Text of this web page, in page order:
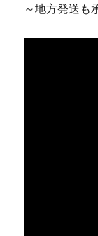
～地方発送も